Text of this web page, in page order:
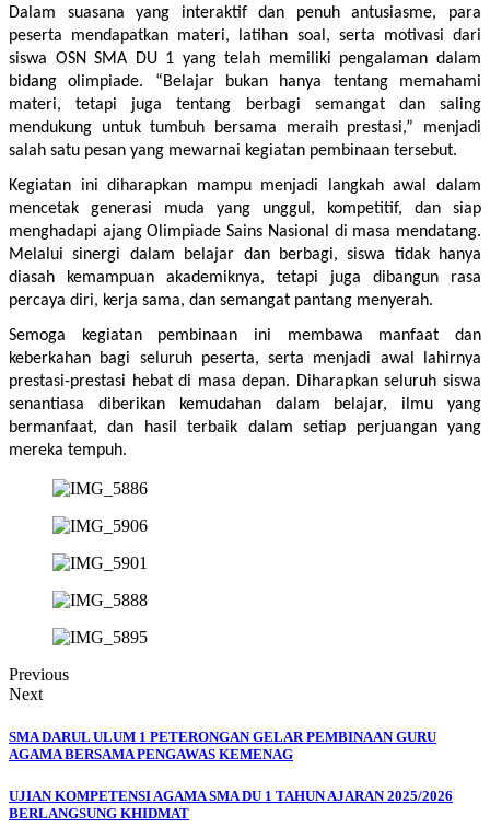
Dalam suasana yang interaktif dan penuh antusiasme, para
peserta mendapatkan materi, latihan soal, serta motivasi dari
siswa OSN SMA DU 1 yang telah memiliki pengalaman dalam
bidang olimpiade. “Belajar bukan hanya tentang memahami
materi, tetapi juga tentang berbagi semangat dan saling
mendukung untuk tumbuh bersama meraih prestasi,” menjadi
salah satu pesan yang mewarnai kegiatan pembinaan tersebut.
Kegiatan ini diharapkan mampu menjadi langkah awal dalam
mencetak generasi muda yang unggul, kompetitif, dan siap
menghadapi ajang Olimpiade Sains Nasional di masa mendatang.
Melalui sinergi dalam belajar dan berbagi, siswa tidak hanya
diasah kemampuan akademiknya, tetapi juga dibangun rasa
percaya diri, kerja sama, dan semangat pantang menyerah.
Semoga kegiatan pembinaan ini membawa manfaat dan
keberkahan bagi seluruh peserta, serta menjadi awal lahirnya
prestasi-prestasi hebat di masa depan. Diharapkan seluruh siswa
senantiasa diberikan kemudahan dalam belajar, ilmu yang
bermanfaat, dan hasil terbaik dalam setiap perjuangan yang
mereka tempuh.
Previous
Next
SMA DARUL ULUM 1 PETERONGAN GELAR PEMBINAAN GURU
AGAMA BERSAMA PENGAWAS KEMENAG
UJIAN KOMPETENSI AGAMA SMA DU 1 TAHUN AJARAN 2025/2026
BERLANGSUNG KHIDMAT